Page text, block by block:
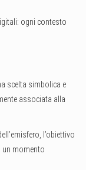
ogni contesto
scelta simbolica e
associata alla
l’obiettivo
un momento